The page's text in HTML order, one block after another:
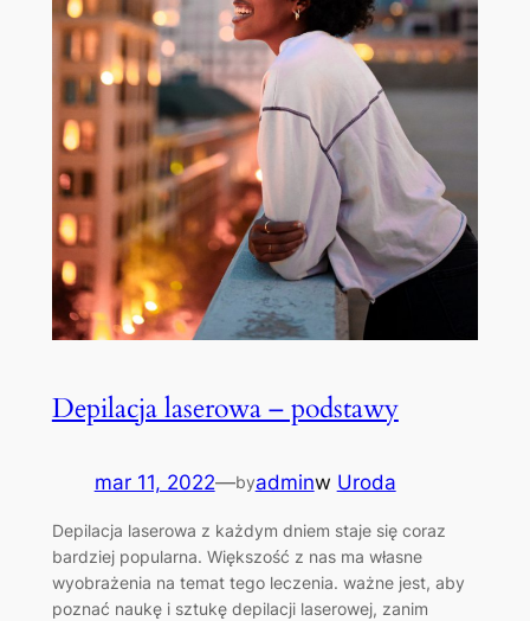
Depilacja laserowa – podstawy
mar 11, 2022—byadminw Uroda
Depilacja laserowa z każdym dniem staje się coraz
bardziej popularna. Większość z nas ma własne
wyobrażenia na temat tego leczenia. ważne jest, aby
poznać naukę i sztukę depilacji laserowej, zanim